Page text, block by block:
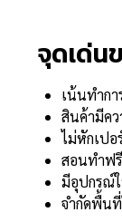
จุดเด่น
เน้นทำก
สินค้ามีค
ไม่หักเปอ
สอนทำฟ
มีอุปกรณ์
จำกัดพื้นที่